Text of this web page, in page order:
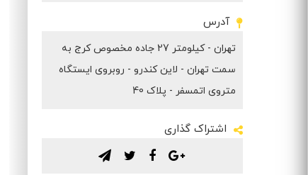
آدرس
تهران - کیلومتر 27 جاده مخصوص کرج به
سمت تهران - لاین کندرو - روبروی ایستگاه
متروی اتمسفر - پلاک 40
اشتراک گذاری
. . .